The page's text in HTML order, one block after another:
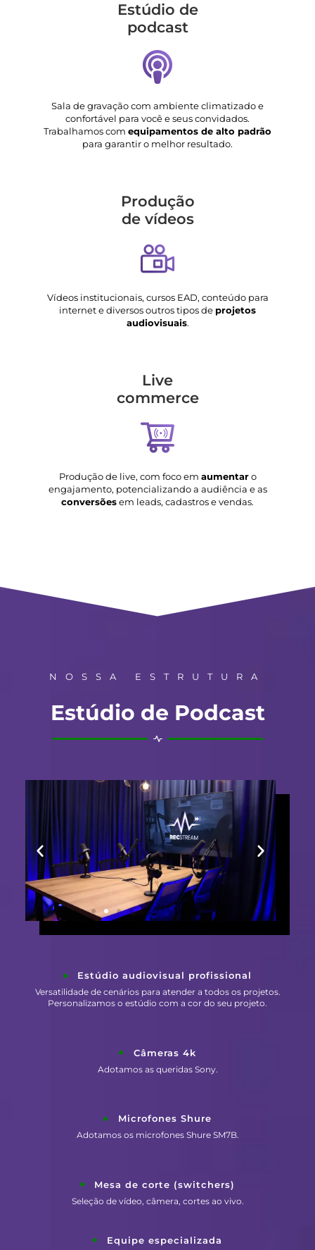
Estúdio de
podcast
Sala de gravação com ambiente climatizado e
confortável para você e seus convidados.
Trabalhamos com equipamentos de alto padrão
para garantir o melhor resultado.
Produção
de vídeos
Vídeos institucionais, cursos EAD, conteúdo para
internet e diversos outros tipos de projetos
audiovisuais.
Live
commerce
Produção de live, com foco em aumentaro
engajamento, potencializando a audiência e as
conversõesem leads, cadastros e vendas.
NOSSA ESTRUTURA
Estúdio de Podcast
Estúdio audiovisual profissional
Versatilidade de cenários para atender a todos os projetos.
Personalizamos o estúdio com a cor do seu projeto.
Câmeras 4k
Adotamos as queridas Sony.
Microfones Shure
Adotamos os microfones Shure SM7B.
Mesa de corte (switchers)
Seleção de vídeo, câmera, cortes ao vivo.
Equipe especializada